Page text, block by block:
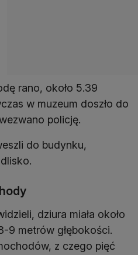
rano, około 5.39
w muzeum doszło do
policję.
do budynku,
dziura miała około
9 metrów głębokości.
z czego pięć